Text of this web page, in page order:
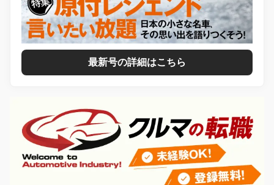
最新号の詳細はこちら